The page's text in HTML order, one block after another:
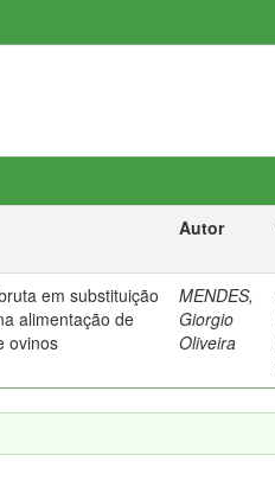
Autor
em substituição
alimentação de
ovinos
MENDES,
Giorgio
Oliveira